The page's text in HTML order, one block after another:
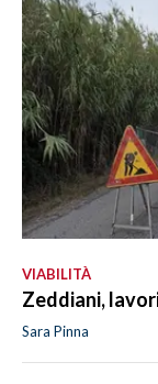
VIABILITÀ
Zeddiani,
Sara Pinna